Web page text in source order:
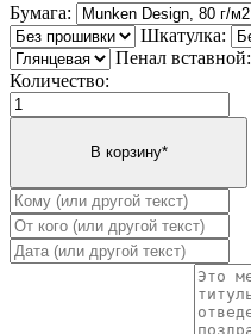
Бумага:
Шкатулка:
Пенал вставной:
Количество: